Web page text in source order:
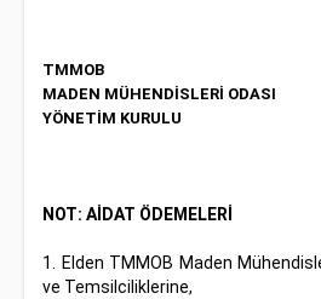
TMMOB
MADEN MÜHENDİSLERİ ODASI
YÖNETİM KURULU
NOT: AİDAT ÖDEMELERİ
1. Elden TMMOB Maden
ve Temsilciliklerine,